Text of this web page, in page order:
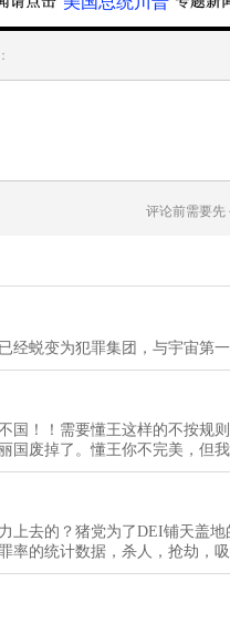
评论前需要先
经蜕变为犯罪集团，与宇宙第
国！！需要懂王这样的不按规
国废掉了。懂王你不完美，但
上去的？猪党为了DEI铺天盖
率的统计数据，杀人，抢劫，